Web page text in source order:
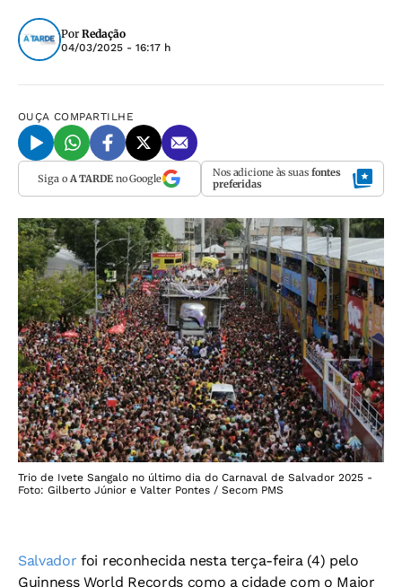
Por Redação
04/03/2025 - 16:17 h
OUÇA COMPARTILHE
Siga o A TARDEno Google Nos adicione às suas fontes
preferidas
Trio de Ivete Sangalo no último dia do Carnaval de Salvador 2025 -
Foto: Gilberto Júnior e Valter Pontes / Secom PMS
Salvador foi reconhecida nesta terça-feira (4) pelo
Guinness World Records como a cidade com o Maior